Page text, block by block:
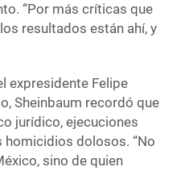
“Por más críticas que
resultados están ahí, y
expresidente Felipe
Sheinbaum recordó que
jurídico, ejecuciones
homicidios dolosos. “No
sino de quien